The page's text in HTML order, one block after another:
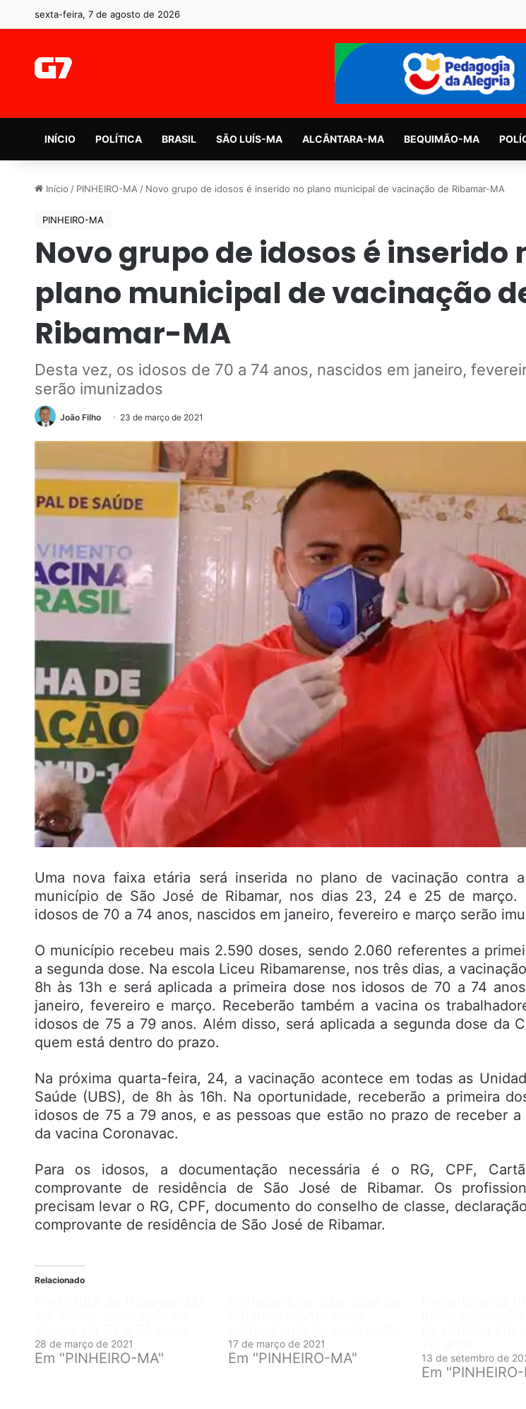
sexta-feira, 7 de agosto de 2026
INÍCIO POLÍTICA BRASIL SÃO LUÍS-MA ALCÂNTARA-MA BEQUIMÃO-MA
Início / PINHEIRO-MA / Novo grupo de idosos é inserido no plano municipal de vacinação de Ribamar-MA
PINHEIRO-MA
Novo grupo de idosos é inserido
plano municipal de vacinação
Ribamar-MA
Desta vez, os idosos de 70 a 74 anos, nascidos em janeiro,
serão imunizados
João Filho 23 de março de 2021
Uma nova faixa etária será inserida no plano de vacinação contra
município de São José de Ribamar, nos dias 23, 24 e 25 de março.
idosos de 70 a 74 anos, nascidos em janeiro, fevereiro e março serão
O município recebeu mais 2.590 doses, sendo 2.060 referentes a
a segunda dose. Na escola Liceu Ribamarense, nos três dias, a
8h às 13h e será aplicada a primeira dose nos idosos de 70 a 74
janeiro, fevereiro e março. Receberão também a vacina os
idosos de 75 a 79 anos. Além disso, será aplicada a segunda dose da
quem está dentro do prazo.
Na próxima quarta-feira, 24, a vacinação acontece em todas as
Saúde (UBS), de 8h às 16h. Na oportunidade, receberão a primeira
idosos de 75 a 79 anos, e as pessoas que estão no prazo de receber a
da vacina Coronavac.
Para os idosos, a documentação necessária é o RG, CPF,
comprovante de residência de São José de Ribamar. Os
precisam levar o RG, CPF, documento do conselho de classe,
comprovante de residência de São José de Ribamar.
Relacionado
28 de março de 2021
Em "PINHEIRO-MA"
17 de março de 2021
Em "PINHEIRO-MA" 13 de setembro de
Em